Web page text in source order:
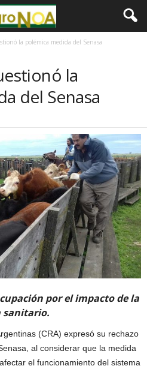
la polémica medida del Senasa
la
del Senasa
por el impacto de la
sanitario.
(CRA) expresó su rechazo
al considerar que la medida
el funcionamiento del sistema